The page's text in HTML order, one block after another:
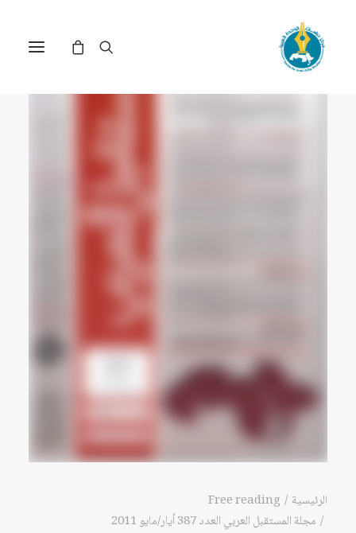
الرئيسية
Free reading
مجلة المستقبل العربي العدد 387 أيار/مايو 2011